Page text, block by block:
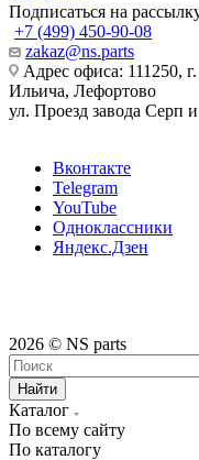
Подписаться на
+7 (499) 450-90-08
zakaz@ns.parts
Адрес офиса: 111250,
Ильича, Лефортово
ул. Проезд завода Серп
Вконтакте
Telegram
YouTube
Одноклассники
Яндекс.Дзен
2026 © NS parts
Найти
Каталог
По всему сайту
По каталогу